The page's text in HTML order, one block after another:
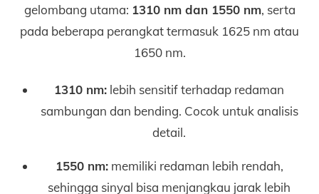
gelombang utama: 1310 nm dan 1550 nm, serta
pada beberapa perangkat termasuk 1625 nm atau
1650 nm.
1310 nm: lebih sensitif terhadap redaman
sambungan dan bending. Cocok untuk analisis
detail.
1550 nm:memiliki redaman lebih rendah,
sehingga sinyal bisa menjangkau jarak lebih